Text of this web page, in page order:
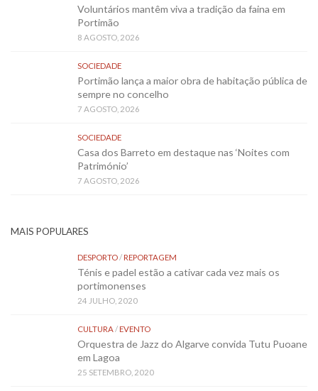
Voluntários mantêm viva a tradição da faina em
Portimão
8 AGOSTO, 2026
SOCIEDADE
Portimão lança a maior obra de habitação pública de
sempre no concelho
7 AGOSTO, 2026
SOCIEDADE
Casa dos Barreto em destaque nas ‘Noites com
Património’
7 AGOSTO, 2026
MAIS POPULARES
DESPORTO/REPORTAGEM
Ténis e padel estão a cativar cada vez mais os
portimonenses
24 JULHO, 2020
CULTURA/EVENTO
Orquestra de Jazz do Algarve convida Tutu Puoane
em Lagoa
25 SETEMBRO, 2020